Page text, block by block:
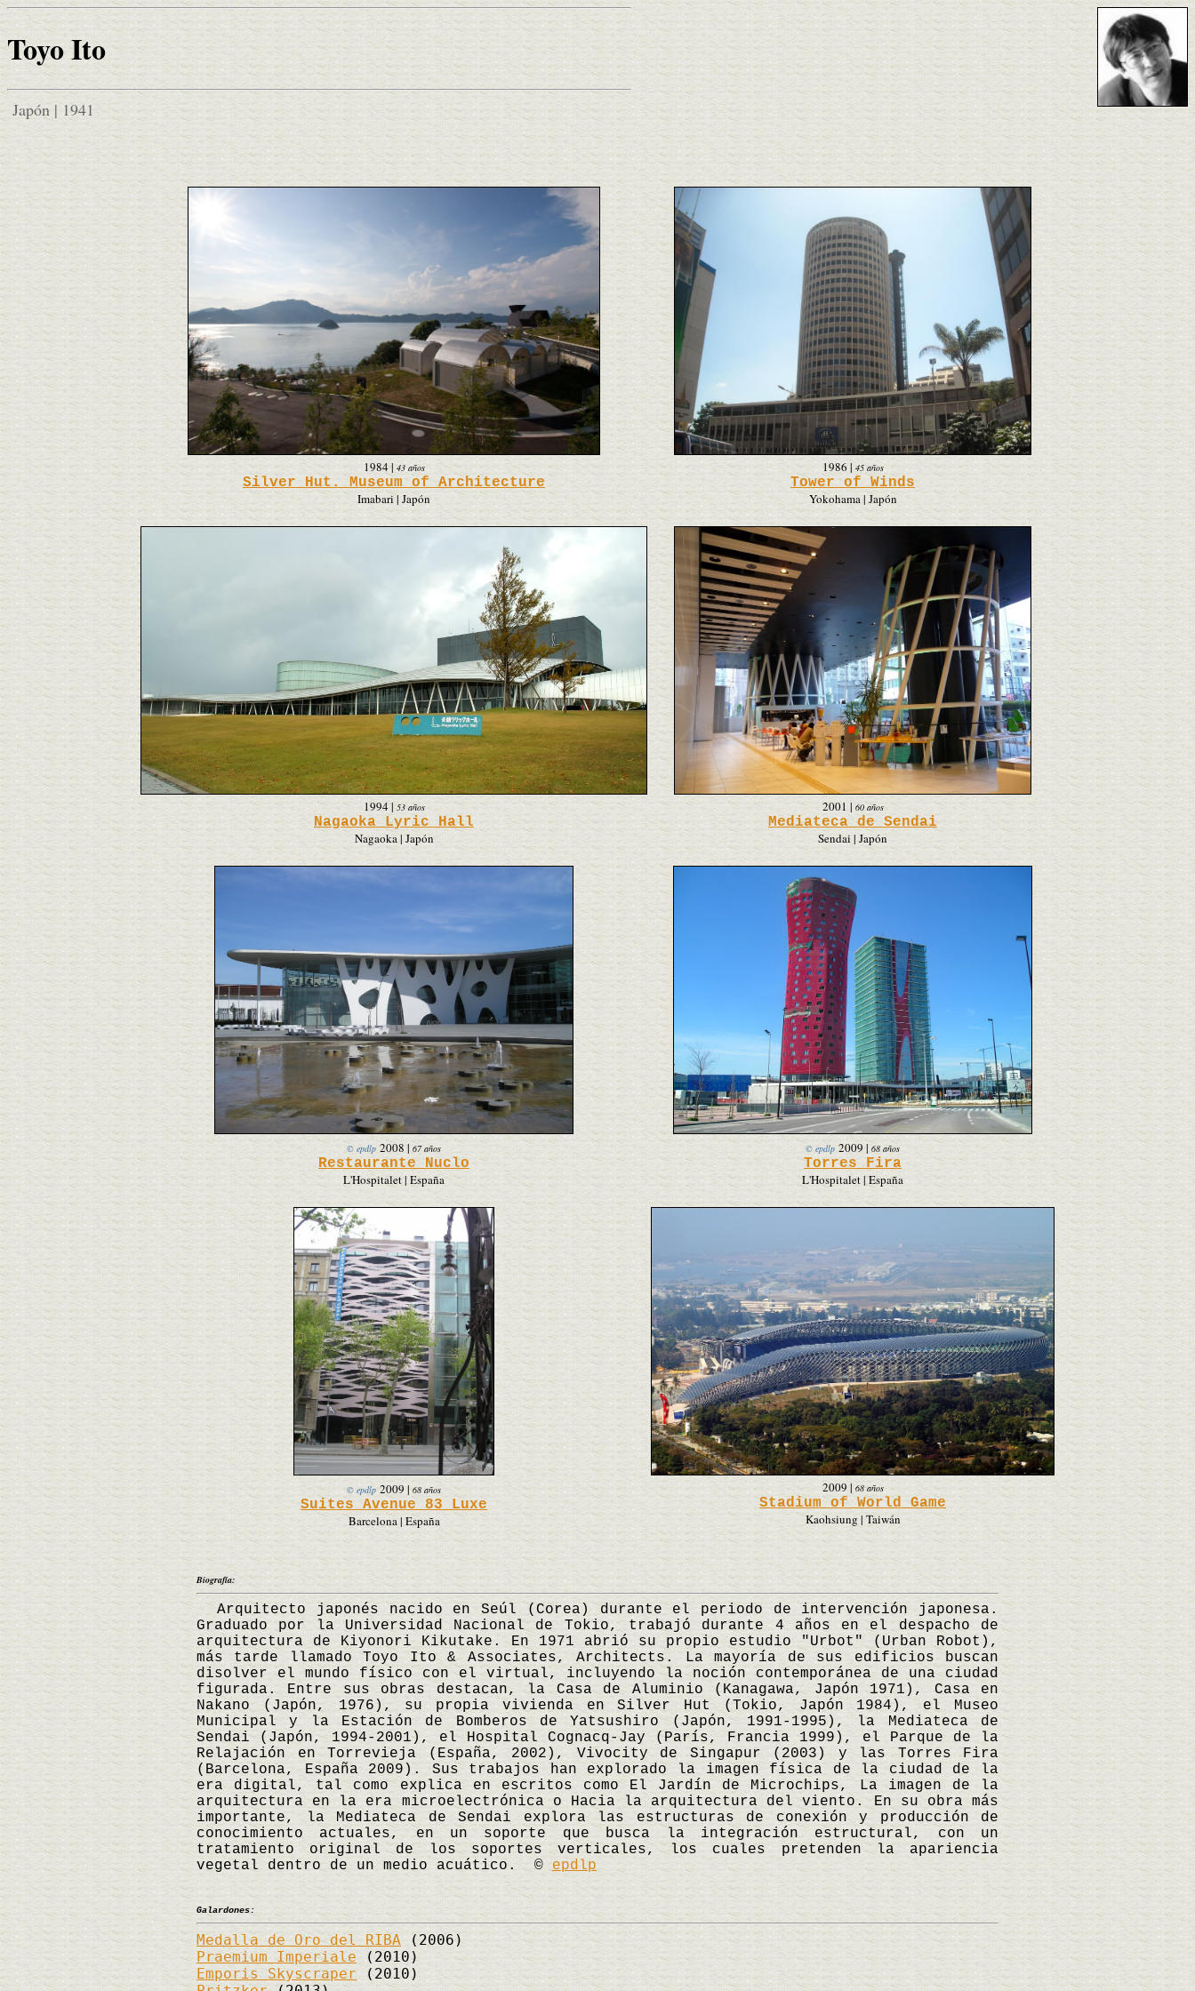
Toyo Ito
Japón | 1941
1984| 43 años
Silver Hut. Museum of Architecture
Imabari | Japón
1986 | 45 años
Tower of Winds
Yokohama | Japón
1994| 53 años
Nagaoka Lyric Hall
Nagaoka | Japón
2001 | 60 años
Mediateca de Sendai
Sendai | Japón
© epdlp 2008| 67 años
Restaurante Nuclo
L'Hospitalet | España
© epdlp 2009 |68 años
Torres Fira
L'Hospitalet | España
© epdlp 2009 |68 años
Suites Avenue 83 Luxe
Barcelona | España
2009 | 68 años
Stadium of World Game
Kaohsiung | Taiwán
Biografía:
Arquitecto japonés nacido en Seúl (Corea) durante el periodo de intervención japonesa.
Graduado por la Universidad Nacional de Tokio, trabajó durante 4 años en el despacho de
arquitectura de Kiyonori Kikutake. En 1971 abrió su propio estudio "Urbot" (Urban Robot),
más tarde llamado Toyo Ito & Associates, Architects. La mayoría de sus edificios buscan
disolver el mundo físico con el virtual, incluyendo la noción contemporánea de una ciudad
figurada. Entre sus obras destacan, la Casa de Aluminio (Kanagawa, Japón 1971), Casa en
Nakano (Japón, 1976), su propia vivienda en Silver Hut (Tokio, Japón 1984), el Museo
Municipal y la Estación de Bomberos de Yatsushiro (Japón, 1991-1995), la Mediateca de
Sendai (Japón, 1994-2001), el Hospital Cognacq-Jay (París, Francia 1999), el Parque de la
Relajación en Torrevieja (España, 2002), Vivocity de Singapur (2003) y las Torres Fira
(Barcelona, España 2009). Sus trabajos han explorado la imagen física de la ciudad de la
era digital, tal como explica en escritos como El Jardín de Microchips, La imagen de la
arquitectura en la era microelectrónica o Hacia la arquitectura del viento. En su obra más
importante, la Mediateca de Sendai explora las estructuras de conexión y producción de
conocimiento actuales, en un soporte que busca la integración estructural, con un
tratamiento original de los soportes verticales, los cuales pretenden la apariencia
vegetal dentro de un medio acuático. ©epdlp
Galardones:
Medalla de Oro del RIBA (2006)
Praemium Imperiale (2010)
Emporis Skyscraper (2010)